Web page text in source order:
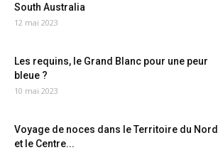
South Australia
12 mai 2023
Les requins, le Grand Blanc pour une peur
bleue ?
10 mai 2023
Voyage de noces dans le Territoire du Nord
et le Centre...